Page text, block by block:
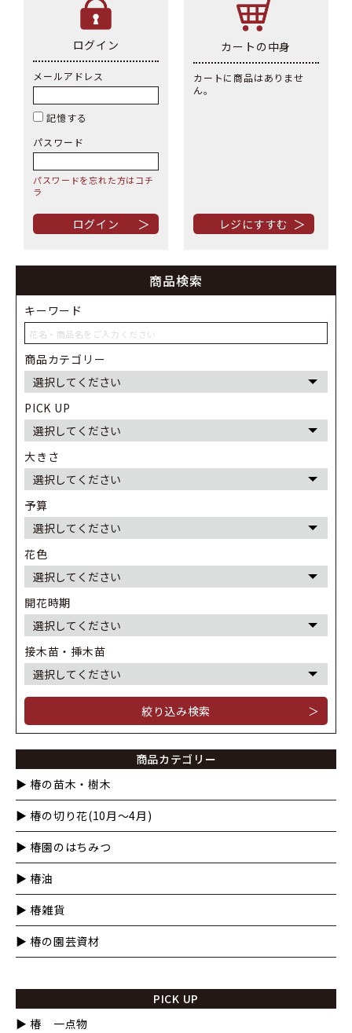
ログイン
メールアドレス
記憶する
パスワード
パスワードを忘れた方はコチ
ラ
＞
カートの中身
カートに商品はありませ
ん。
＞
商品検索
キーワード
商品カテゴリー
PICK UP
大きさ
予算
花色
開花時期
接木苗・挿木苗
＞
商品カテゴリー
▶︎ 椿の苗木・樹木
▶︎ 椿の切り花(10月〜4月)
▶︎ 椿園のはちみつ
▶︎ 椿油
▶︎ 椿雑貨
▶︎ 椿の園芸資材
PICK UP
▶︎ 椿 一点物